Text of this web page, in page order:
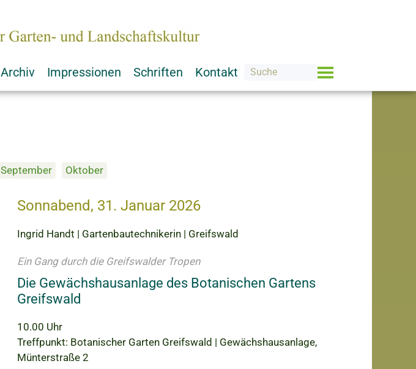
Archiv Impressionen Schriften Kontakt
September Oktober
Sonnabend, 31. Januar 2026
Ingrid Handt | Gartenbautechnikerin | Greifswald
Ein Gang durch die Greifswalder Tropen
Die Gewächshausanlage des Botanischen Gartens
Greifswald
10.00 Uhr
Treffpunkt: Botanischer Garten Greifswald | Gewächshausanlage,
Münterstraße 2